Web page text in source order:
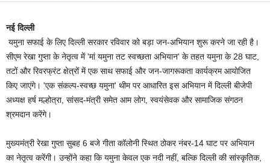
नई दिल्ली
यमुना सफाई के लिए दिल्ली सरकार रविवार को बड़ा जन-अभियान शुरू करने जा रही है।
सीएम रेखा गुप्ता के नेतृत्व में 'मां यमुना तट स्वच्छता अभियान' के तहत यमुना के 28 घाट,
तटों और रिवरफ्रंट क्षेत्रों में एक साथ सफाई और जन-जागरूकता कार्यक्रम आयोजित
किए जाएंगे। 'एक संकल्प-स्वच्छ यमुना' थीम पर आधारित इस अभियान में दिल्ली बीजेपी
अध्यक्ष हर्ष मल्होत्रा, सांसद-मंत्री समेत आम लोग, स्वयंसेवक और सामाजिक संगठन
श्रमदान करेंगे।
मुख्यमंत्री रेखा गुप्ता सुबह 6 बजे गीता कॉलोनी स्थित ठोकर नंबर-14 घाट पर अभियान
का नेतृत्व करेंगी। उन्होंने कहा कि यमुना केवल एक नदी नहीं, बल्कि दिल्ली की सांस्कृतिक,